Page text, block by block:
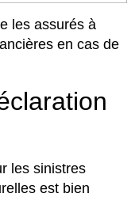
les assurés à
en cas de
les sinistres
est bien